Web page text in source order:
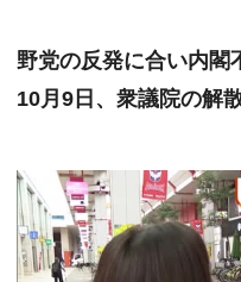
野党の反発に合い内閣
10月9日、衆議院の解